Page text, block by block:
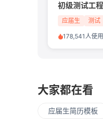
应届生 测试
178,541人使用
大家都在看
应届生简历模板